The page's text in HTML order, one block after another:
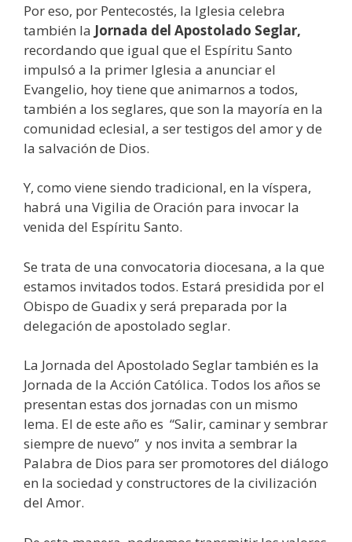
Por eso, por Pentecostés, la Iglesia celebra
también la Jornada del Apostolado Seglar,
recordando que igual que el Espíritu Santo
impulsó a la primer Iglesia a anunciar el
Evangelio, hoy tiene que animarnos a todos,
también a los seglares, que son la mayoría en la
comunidad eclesial, a ser testigos del amor y de
la salvación de Dios.
Y, como viene siendo tradicional, en la víspera,
habrá una Vigilia de Oración para invocar la
venida del Espíritu Santo.
Se trata de una convocatoria diocesana, a la que
estamos invitados todos. Estará presidida por el
Obispo de Guadix y será preparada por la
delegación de apostolado seglar.
La Jornada del Apostolado Seglar también es la
Jornada de la Acción Católica. Todos los años se
presentan estas dos jornadas con un mismo
lema. El de este año es “Salir, caminar y sembrar
siempre de nuevo” y nos invita a sembrar la
Palabra de Dios para ser promotores del diálogo
en la sociedad y constructores de la civilización
del Amor.